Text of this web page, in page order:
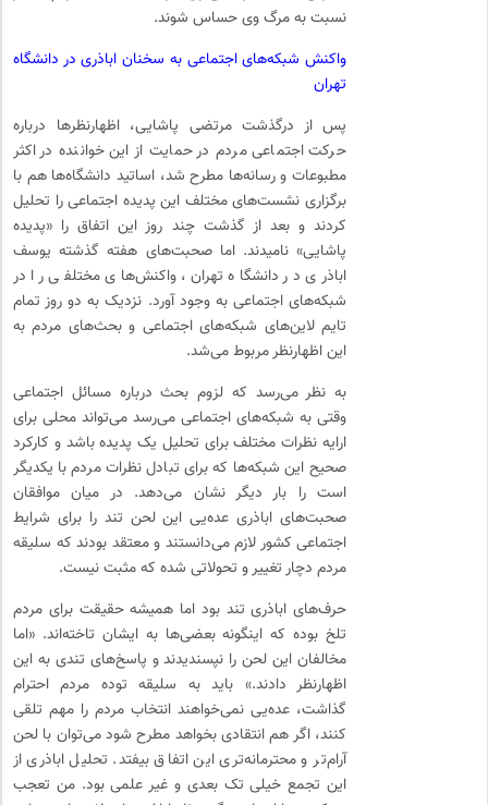
نسبت به مرگ وی حساس شوند.
واکنش شبکه‌های اجتماعی به سخنان اباذری در دانشگاه
تهران
پس از درگذشت مرتضی پاشایی، اظهارنظرها درباره
حرکت اجتماعی مردم در حمایت از این خواننده در اکثر
مطبوعات و رسانه‌ها مطرح شد، اساتید دانشگاه‌ها هم با
برگزاری نشست‌های مختلف این پدیده اجتماعی را تحلیل
کردند و بعد از گذشت چند روز این اتفاق را «پدیده
پاشایی» نامیدند. اما صحبت‌های هفته گذشته یوسف
اباذری در دانشگاه تهران، واکنش‌های مختلفی را در
شبکه‌های اجتماعی به وجود آورد. نزدیک به دو روز تمام
تایم لاین‌های شبکه‌های اجتماعی و بحث‌های مردم به
این اظهارنظر مربوط می‌شد.
به نظر می‌رسد که لزوم بحث درباره مسائل اجتماعی
وقتی به شبکه‌های اجتماعی می‌رسد می‌تواند محلی برای
ارایه نظرات مختلف برای تحلیل یک پدیده باشد و کارکرد
صحیح این شبکه‌ها که برای تبادل نظرات مردم با یکدیگر
است را بار دیگر نشان می‌دهد. در میان موافقان
صحبت‌های اباذری عده‌یی این لحن تند را برای شرایط
اجتماعی کشور لازم می‌دانستند و معتقد بودند که سلیقه
مردم دچار تغییر و تحولاتی شده که مثبت نیست.
حرف‌های اباذری تند بود اما همیشه حقیقت برای مردم
تلخ بوده که اینگونه بعضی‌ها به ایشان تاخته‌اند. «اما
مخالفان این لحن را نپسندیدند و پاسخ‌های تندی به این
اظهارنظر دادند.» باید به سلیقه توده مردم احترام
گذاشت، عده‌یی نمی‌خواهند انتخاب مردم را مهم تلقی
کنند، اگر هم انتقادی بخواهد مطرح ‌شود می‌توان با لحن
آرام‌تر و محترمانه‌تری این اتفاق بیفتد. تحلیل اباذری از
این تجمع خیلی تک بعدی و غیر علمی بود. من تعجب